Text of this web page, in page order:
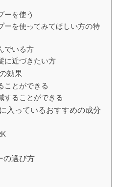
ーを使う
ーを使ってみてほしい方の特
でいる方
に近づきたい方
効果
ことができる
することができる
入っているおすすめの成分
の選び方